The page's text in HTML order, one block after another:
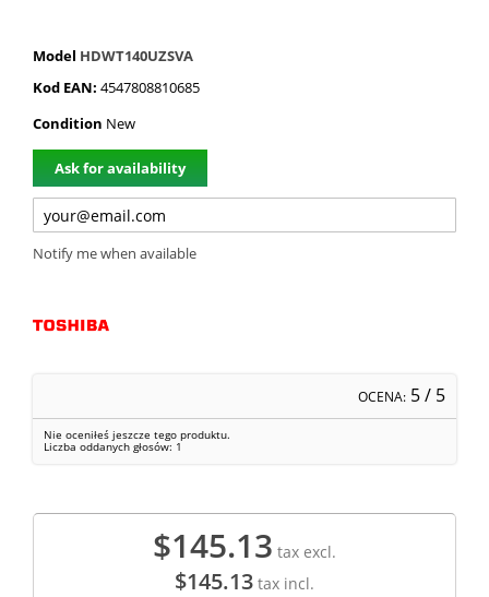
Model HDWT140UZSVA
Kod EAN: 4547808810685
Condition New
Ask for availability
Notify me when available
OCENA: 5/ 5
Nie oceniłeś jeszcze tego produktu.
Liczba oddanych głosów: 1
$145.13 tax excl.
$145.13 tax incl.